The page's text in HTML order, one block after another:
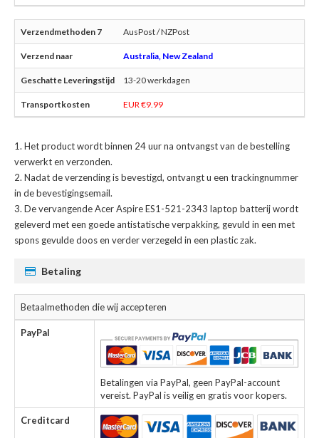
AusPost / NZPost
Australia, New Zealand
13-20 werkdagen
EUR €9.99
Het product wordt binnen 24 uur na ontvangst van de bestelling
verwerkt en verzonden.
Nadat de verzending is bevestigd, ontvangt u een trackingnummer
in de bevestigingsemail.
Devervangende Acer Aspire ES1-521-2343 laptop batterijwordt
geleverd met een goede antistatische verpakking, gevuld in een met
spons gevulde doos en verder verzegeld in een plastic zak.
Betaling
Betaalmethoden die wij accepteren
PayPal
Betalingen via PayPal, geen PayPal-account
vereist. PayPal is veilig en gratis voor kopers.
Creditcard